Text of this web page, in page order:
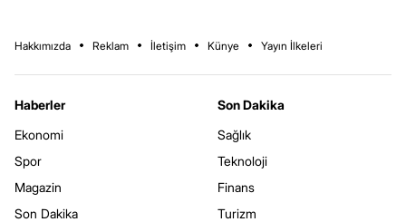
Hakkımızda Reklam İletişim Künye Yayın İlkeleri
Haberler
Ekonomi
Spor
Magazin
Son Dakika
Son Dakika
Sağlık
Teknoloji
Finans
Turizm